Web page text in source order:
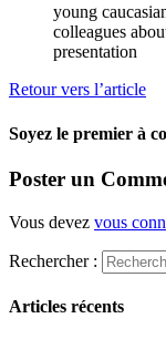
young
colleagues
presentation
Retour vers l’article
Soyez le premier à
Poster un
Vous devez vous
Rechercher :
Articles récents